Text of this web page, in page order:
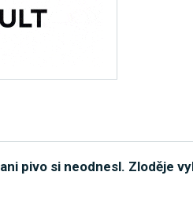
pivo si neodnesl. Zloděje